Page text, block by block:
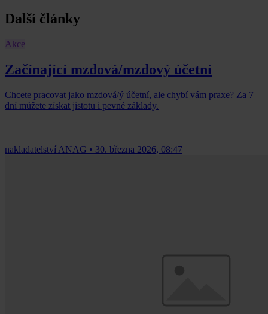
Další články
Akce
Začínající mzdová/mzdový účetní
Chcete pracovat jako mzdová/ý účetní, ale chybí vám praxe? Za 7
dní můžete získat jistotu i pevné základy.
nakladatelství ANAG • 30. března 2026, 08:47